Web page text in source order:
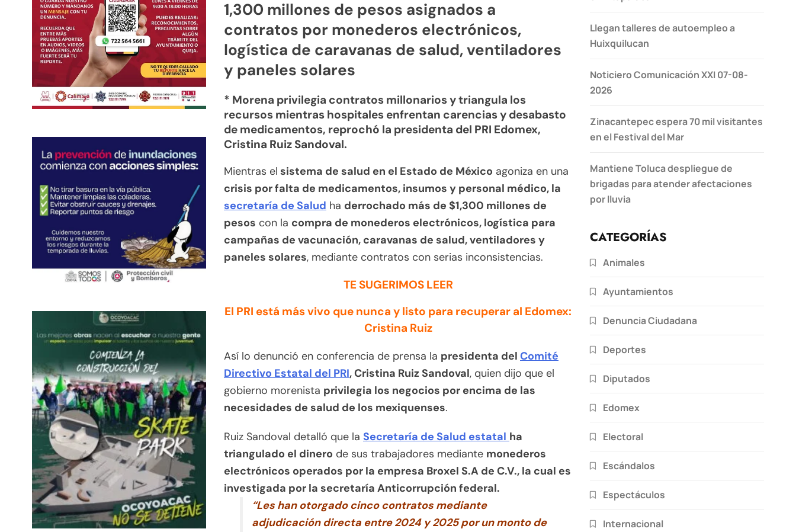
1,300 millones de pesos asignados a
contratos por monederos electrónicos,
logística de caravanas de salud, ventiladores
y paneles solares
* Morena privilegia contratos millonarios y triangula los
recursos mientras hospitales enfrentan carencias y desabasto
de medicamentos, reprochó la presidenta del PRI Edomex,
Cristina Ruiz Sandoval.
Mientras el sistema de salud en el Estado de México agoniza en una
crisis por falta de medicamentos, insumos y personal médico, la
secretaría de Salud ha derrochado más de $1,300 millones de
pesos con la compra de monederos electrónicos, logística para
campañas de vacunación, caravanas de salud, ventiladores y
paneles solares, mediante contratos con serias inconsistencias.
TE SUGERIMOS LEER
El PRI está más vivo que nunca y listo para recuperar al Edomex:
Cristina Ruiz
Así lo denunció en conferencia de prensa la presidenta del Comité
Directivo Estatal del PRI, Cristina Ruiz Sandoval, quien dijo que el
gobierno morenista privilegia los negocios por encima de las
necesidades de salud de los mexiquenses.
Ruiz Sandoval detalló que la Secretaría de Salud estatal ha
triangulado el dinero de sus trabajadores mediante monederos
electrónicos operados por la empresa Broxel S.A de C.V., la cual es
investigada por la secretaría Anticorrupción federal.
“Les han otorgado cinco contratos mediante
adjudicación directa entre 2024 y 2025 por un monto de
Llegan talleres de autoempleo a
Huixquilucan
Noticiero Comunicación XXI 07-08-
2026
Zinacantepec espera 70 mil visitantes
en el Festival del Mar
Mantiene Toluca despliegue de
brigadas para atender afectaciones
por lluvia
CATEGORÍAS
Animales
Ayuntamientos
Denuncia Ciudadana
Deportes
Diputados
Edomex
Electoral
Escándalos
Espectáculos
Internacional